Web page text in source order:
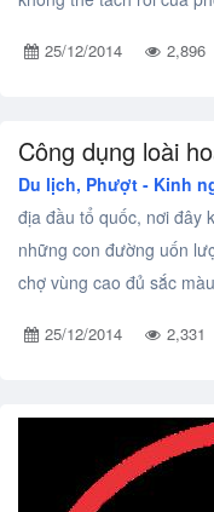
25/12/2014 2,896
Công dụng loài
Du lịch, Phượt - Kinh
địa đầu tổ quốc, nơi đây
những con đường uốn
chợ vùng cao đủ sắc
25/12/2014 2,331